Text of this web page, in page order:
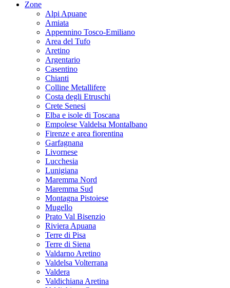
Zone
Alpi Apuane
Amiata
Appennino Tosco-Emiliano
Area del Tufo
Aretino
Argentario
Casentino
Chianti
Colline Metallifere
Costa degli Etruschi
Crete Senesi
Elba e isole di Toscana
Empolese Valdelsa Montalbano
Firenze e area fiorentina
Garfagnana
Livornese
Lucchesia
Lunigiana
Maremma Nord
Maremma Sud
Montagna Pistoiese
Mugello
Prato Val Bisenzio
Riviera Apuana
Terre di Pisa
Terre di Siena
Valdarno Aretino
Valdelsa Volterrana
Valdera
Valdichiana Aretina